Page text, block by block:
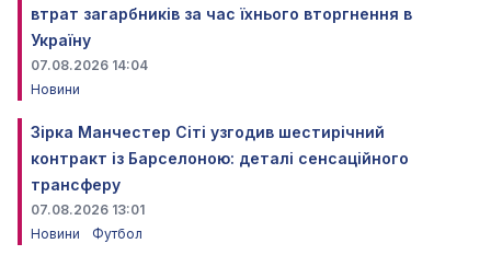
втрат загарбників за час їхнього вторгнення в
Україну
07.08.2026 14:04
Новини
Зірка Манчестер Сіті узгодив шестирічний
контракт із Барселоною: деталі сенсаційного
трансферу
07.08.2026 13:01
Новини
Футбол